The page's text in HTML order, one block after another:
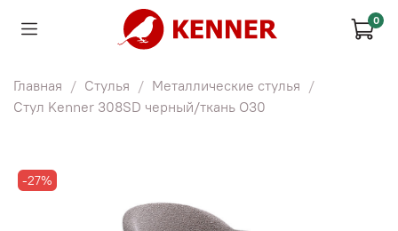
0
Главная Стулья
Металлические стулья
Стул Kenner 308SD черный/ткань O30
-27%